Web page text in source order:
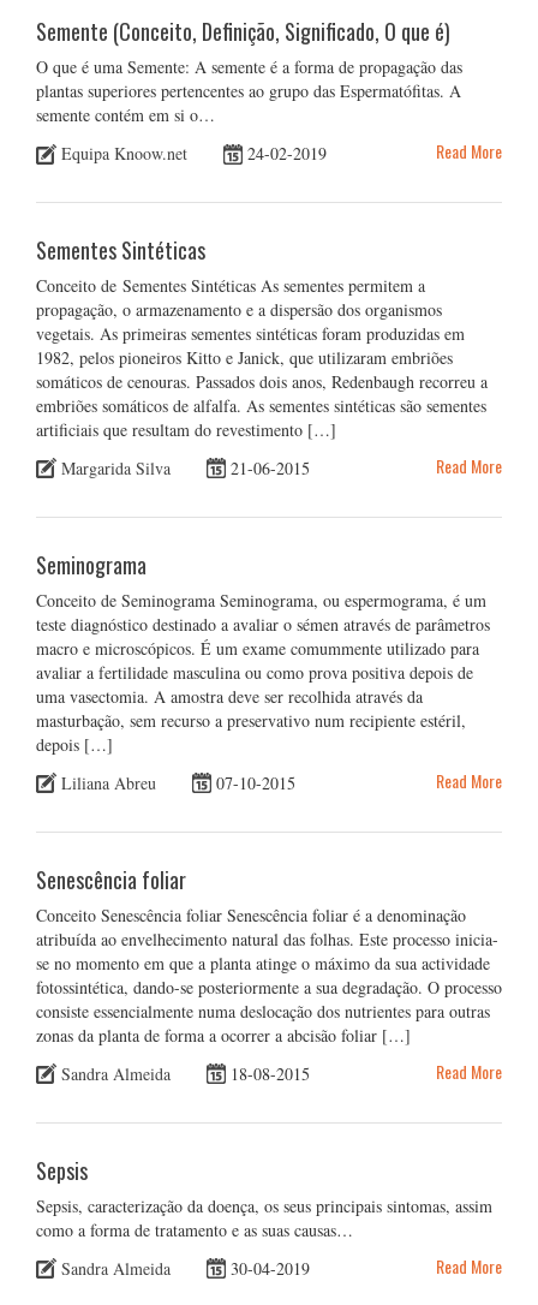
Semente (Conceito, Definição, Significado, O que é)
O que é uma Semente: A semente é a forma de propagação das
plantas superiores pertencentes ao grupo das Espermatófitas. A
semente contém em si o…
Equipa Knoow.net
24-02-2019 Read More
Sementes Sintéticas
Conceito de Sementes Sintéticas As sementes permitem a
propagação, o armazenamento e a dispersão dos organismos
vegetais. As primeiras sementes sintéticas foram produzidas em
1982, pelos pioneiros Kitto e Janick, que utilizaram embriões
somáticos de cenouras. Passados dois anos, Redenbaugh recorreu a
embriões somáticos de alfalfa. As sementes sintéticas são sementes
artificiais que resultam do revestimento […]
Margarida Silva
21-06-2015 Read More
Seminograma
Conceito de Seminograma Seminograma, ou espermograma, é um
teste diagnóstico destinado a avaliar o sémen através de parâmetros
macro e microscópicos. É um exame comummente utilizado para
avaliar a fertilidade masculina ou como prova positiva depois de
uma vasectomia. A amostra deve ser recolhida através da
masturbação, sem recurso a preservativo num recipiente estéril,
depois […]
Liliana Abreu
07-10-2015 Read More
Senescência foliar
Conceito Senescência foliar Senescência foliar é a denominação
atribuída ao envelhecimento natural das folhas. Este processo inicia-
se no momento em que a planta atinge o máximo da sua actividade
fotossintética, dando-se posteriormente a sua degradação. O processo
consiste essencialmente numa deslocação dos nutrientes para outras
zonas da planta de forma a ocorrer a abcisão foliar […]
Sandra Almeida
18-08-2015 Read More
Sepsis
Sepsis, caracterização da doença, os seus principais sintomas, assim
como a forma de tratamento e as suas causas…
Sandra Almeida
30-04-2019 Read More